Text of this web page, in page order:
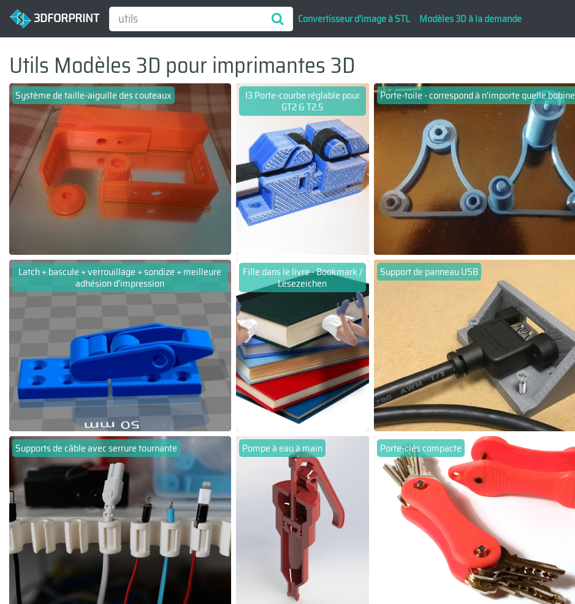
3DFORPRINT Convertisseur d'image à STL Modèles 3D à la demande
Utils Modèles 3D pour imprimantes 3D
Système de taille-aiguille des couteaux I3 Porte-courbe réglable pour
GT2 & T2.5
Porte-toile - correspond à n'importe quelle bobine
Latch + bascule + verrouillage + sondize + meilleure
adhésion d'impression
Fille dans le livre - Bookmark /
Lesezeichen
Support de panneau USB
Supports de câble avec serrure tournante Pompe à eau à main Porte-clés compacte